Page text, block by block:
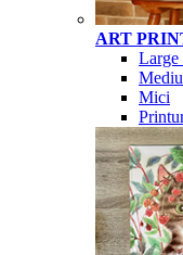
ART
Large
Mici